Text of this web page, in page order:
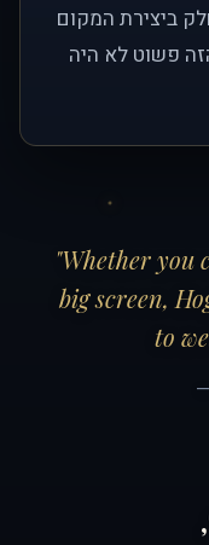
ביצירת המקום
פשוט לא היה
"Whether you
big screen,
to